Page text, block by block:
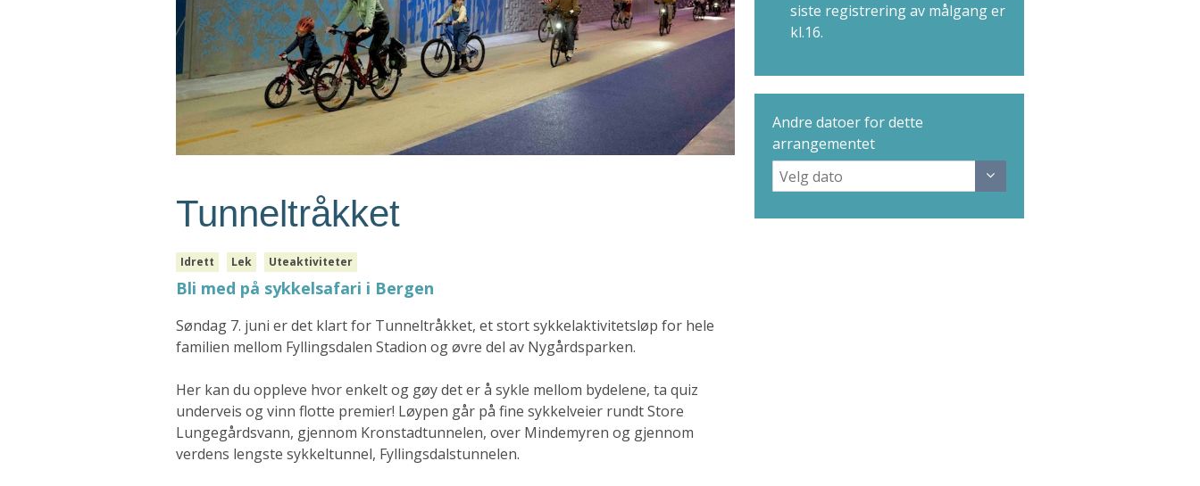
Tunneltråkket
Idrett Lek Uteaktiviteter
Bli med på sykkelsafari i Bergen
Søndag 7. juni er det klart for Tunneltråkket, et stort sykkelaktivitetsløp for hele
familien mellom Fyllingsdalen Stadion og øvre del av Nygårdsparken.
Her kan du oppleve hvor enkelt og gøy det er å sykle mellom bydelene, ta quiz
underveis og vinn flotte premier! Løypen går på fine sykkelveier rundt Store
Lungegårdsvann, gjennom Kronstadtunnelen, over Mindemyren og gjennom
verdens lengste sykkeltunnel, Fyllingsdalstunnelen.
siste registrering av målgang er
kl.16.
Andre datoer for dette
arrangementet